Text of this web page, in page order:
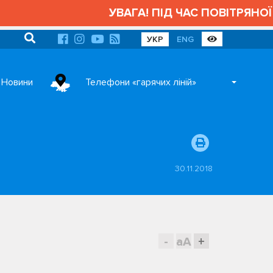
УВАГА! ПІД ЧАС ПОВІТРЯНОЇ
УКР ENG
Новини Телефони «гарячих ліній»
30.11.2018
- aA +